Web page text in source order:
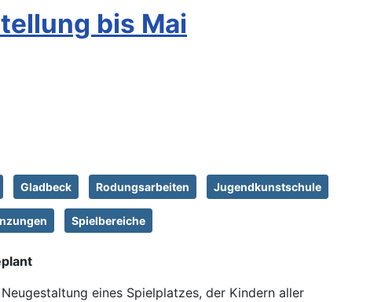
bis Mai
Gladbeck Rodungsarbeiten Jugendkunstschule
Spielbereiche
eines Spielplatzes, der Kindern aller